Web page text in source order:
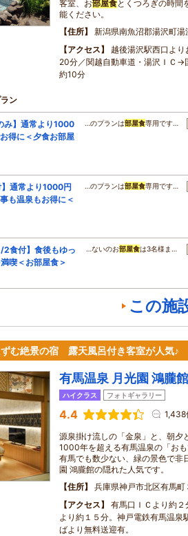
客室、お部屋食とくつろぎの時間
能ください。
住所
新潟県南魚沼郡湯沢町湯
アクセス
越後湯沢駅西口よ
20分／関越自動車道・湯沢ＩＣ→
約10分
ン
み】通常より1000
得に＜夕食お部屋
…のプランは部屋食専用です…
】通常より1000円
も温泉もお得に＜
…のプランは部屋食専用です…
/2食付】食後もゆっ
喫＜お部屋食＞
…ないのお部屋食は3名様ま…
この施
む絶景の宿 露天風呂付き客室が人気♪
有馬温泉 月光園 鴻朧館
ハイクラス フォトギャラリー
4.4 1,438
源泉掛け流しの「金泉」と、朝夕
1000年を超える有馬温泉の「お
有馬でも数少ない、緑の景色で非
園 鴻朧館の隠れた人気です。
住所
兵庫県神戸市北区有馬町
アクセス
有馬口ＩＣより約
より約１５分。神戸電鉄有馬温泉
ばより無料送迎有。